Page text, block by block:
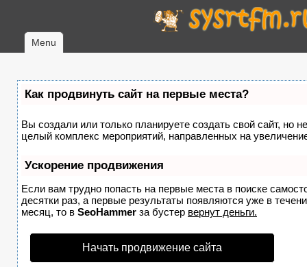
Menu
Как продвинуть сайт на первые места?
Вы создали или только планируете создать свой сайт, но
целый комплекс мероприятий, направленных на
Ускорение продвижения
Если вам трудно попасть на первые места в поиске
десятки раз, а первые результаты появляются уже в
месяц, то в SeoHammer за бустер вернут деньги.
Начать продвижение сайта